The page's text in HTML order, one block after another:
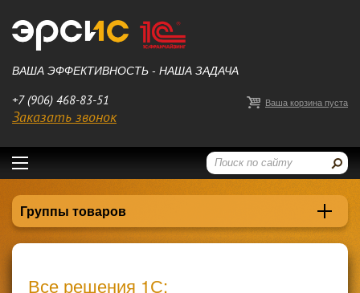
Ваша корзина пуста
+7 (906) 468-83-51
Заказать звонок
ВАША ЭФФЕКТИВНОСТЬ - НАША ЗАДАЧА
Группы товаров
Все решения 1С: